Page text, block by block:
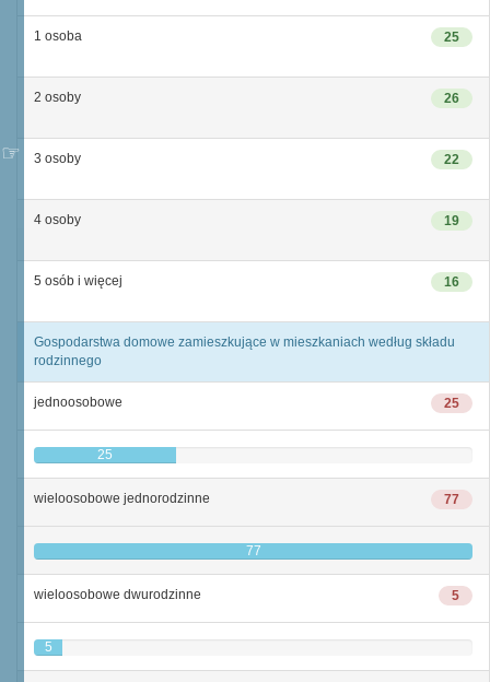
25
1 osoba
26
2 osoby
22
3 osoby
19
4 osoby
16
5 osób i więcej
Gospodarstwa domowe zamieszkujące w mieszkaniach według składu
rodzinnego
25
jednoosobowe
25
77
wieloosobowe jednorodzinne
77
5
wieloosobowe dwurodzinne
5